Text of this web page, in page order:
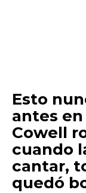
Esto
antes
Cowell
cuando
cantar,
quedó